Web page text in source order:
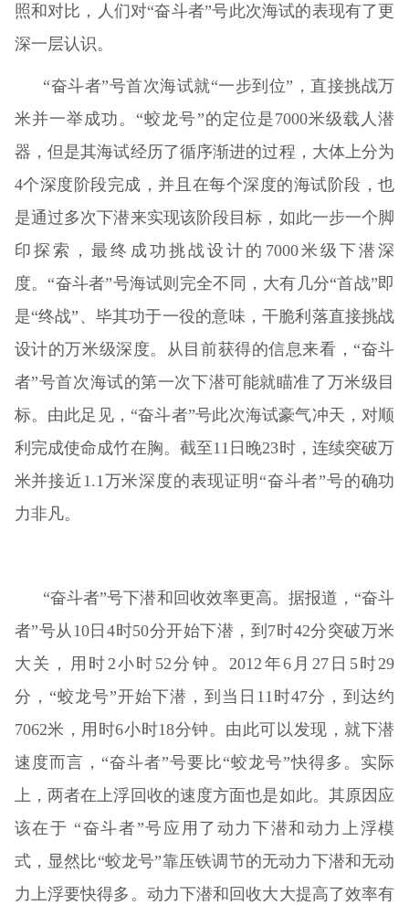
照和对比，人们对“奋斗者”号此次海试的表现有了更
深一层认识。
“奋斗者”号首次海试就“一步到位”，直接挑战万
米并一举成功。“蛟龙号”的定位是7000米级载人潜
器，但是其海试经历了循序渐进的过程，大体上分为
4个深度阶段完成，并且在每个深度的海试阶段，也
是通过多次下潜来实现该阶段目标，如此一步一个脚
印探索，最终成功挑战设计的7000米级下潜深
度。“奋斗者”号海试则完全不同，大有几分“首战”即
是“终战”、毕其功于一役的意味，干脆利落直接挑战
设计的万米级深度。从目前获得的信息来看，“奋斗
者”号首次海试的第一次下潜可能就瞄准了万米级目
标。由此足见，“奋斗者”号此次海试豪气冲天，对顺
利完成使命成竹在胸。截至11日晚23时，连续突破万
米并接近1.1万米深度的表现证明“奋斗者”号的确功
力非凡。
“奋斗者”号下潜和回收效率更高。据报道，“奋斗
者”号从10日4时50分开始下潜，到7时42分突破万米
大关，用时2小时52分钟。2012年6月27日5时29
分，“蛟龙号”开始下潜，到当日11时47分，到达约
7062米，用时6小时18分钟。由此可以发现，就下潜
速度而言，“奋斗者”号要比“蛟龙号”快得多。实际
上，两者在上浮回收的速度方面也是如此。其原因应
该在于 “奋斗者”号应用了动力下潜和动力上浮模
式，显然比“蛟龙号”靠压铁调节的无动力下潜和无动
力上浮要快得多。动力下潜和回收大大提高了效率有